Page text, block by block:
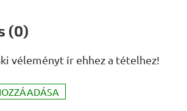
(0)
véleményt ír ehhez a tételhez!